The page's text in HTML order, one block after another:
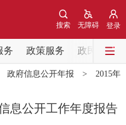
登录
无障碍
搜索
务 政策服务 政民互动
息 中央部委动态
部门动态
政府信息公开年报 > 2015年
息公开工作年度报告